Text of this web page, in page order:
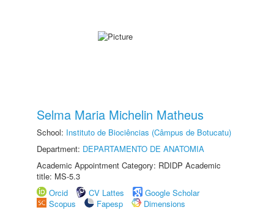
Selma Maria Michelin Matheus
School: Instituto de Biociências (Câmpus de Botucatu)
Department: DEPARTAMENTO DE ANATOMIA
Academic Appointment Category: RDIDP Academic
title: MS-5.3
Orcid
CV Lattes
Google Scholar
Scopus
Fapesp
Dimensions